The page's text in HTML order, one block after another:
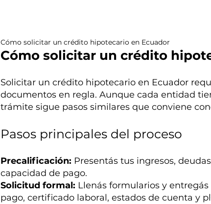
Cómo solicitar un crédito hipotecario en Ecuador
Cómo solicitar un crédito
Solicitar un crédito hipotecario en Ecuador
documentos en regla. Aunque cada entidad
trámite sigue pasos similares que conviene
Pasos principales del proceso
Precalificación: Presentás tus ingresos,
capacidad de pago.
Solicitud formal: Llenás formularios y
pago, certificado laboral, estados de cuenta y